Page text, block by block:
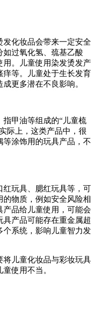
发化妆品会带来一定安全
如过氧化氢、巯基乙酸
用。儿童使用染发烫发产
痒等。儿童处于生长发育
更多潜在不良影响。
指甲油等组成的“儿童梳
际上，这类产品中，很
等涂饰用的玩具产品，不
红玩具、腮红玩具等，可
物质，例如安全风险相
产品给儿童使用，可能会
产品可能存在重金属超
个系统，影响儿童智力发
将儿童化妆品与彩妆玩具
使用不当。